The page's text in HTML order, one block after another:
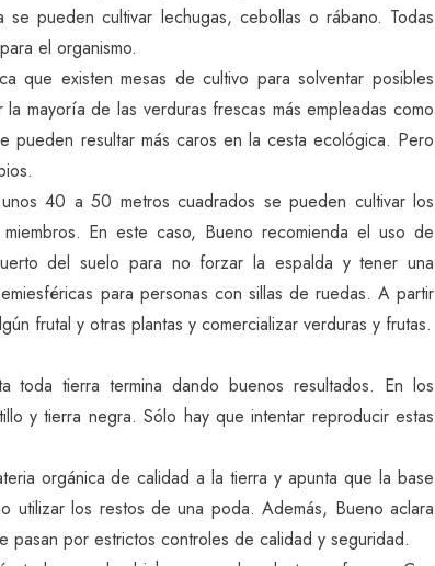
pueden cultivar lechugas, cebollas o rábano. Todas
el organismo.
que existen mesas de cultivo para solventar posibles
mayoría de las verduras frescas más empleadas como
pueden resultar más caros en la cesta ecológica. Pero
40 a 50 metros cuadrados se pueden cultivar los
En este caso, Bueno recomienda el uso de
del suelo para no forzar la espalda y tener una
para personas con sillas de ruedas. A partir
frutal y otras plantas y comercializar verduras y frutas.
toda tierra termina dando buenos resultados. En los
y tierra negra. Sólo hay que intentar reproducir estas
orgánica de calidad a la tierra y apunta que la base
utilizar los restos de una poda. Además, Bueno aclara
por estrictos controles de calidad y seguridad.